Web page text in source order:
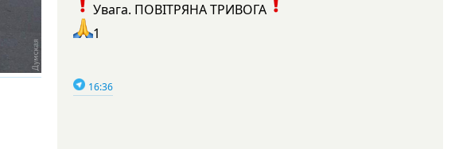
Увага. ПОВІТРЯНА ТРИВОГА
1
16:36